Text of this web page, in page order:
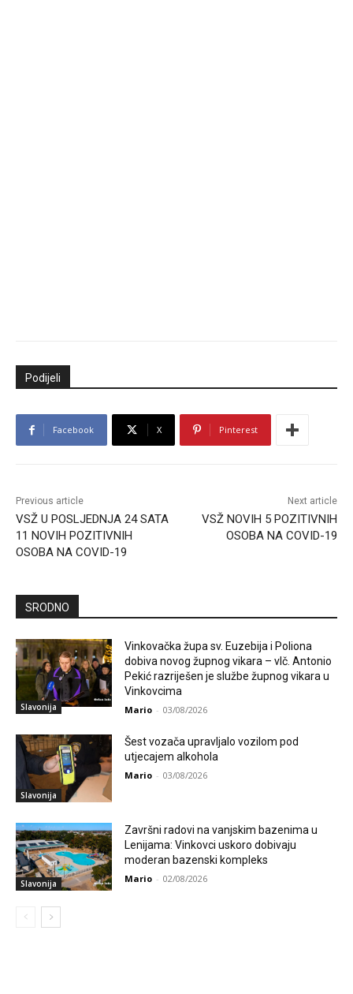
Podijeli
Facebook X Pinterest
Previous article
VSŽ U POSLJEDNJA 24 SATA
11 NOVIH POZITIVNIH
OSOBA NA COVID-19
Next article
VSŽ NOVIH 5 POZITIVNIH
OSOBA NA COVID-19
SRODNO
Slavonija
Vinkovačka župa sv. Euzebija i Poliona
dobiva novog župnog vikara – vlč. Antonio
Pekić razriješen je službe župnog vikara u
Vinkovcima
Mario - 03/08/2026
Slavonija
Šest vozača upravljalo vozilom pod
utjecajem alkohola
Mario - 03/08/2026
Slavonija
Završni radovi na vanjskim bazenima u
Lenijama: Vinkovci uskoro dobivaju
moderan bazenski kompleks
Mario - 02/08/2026